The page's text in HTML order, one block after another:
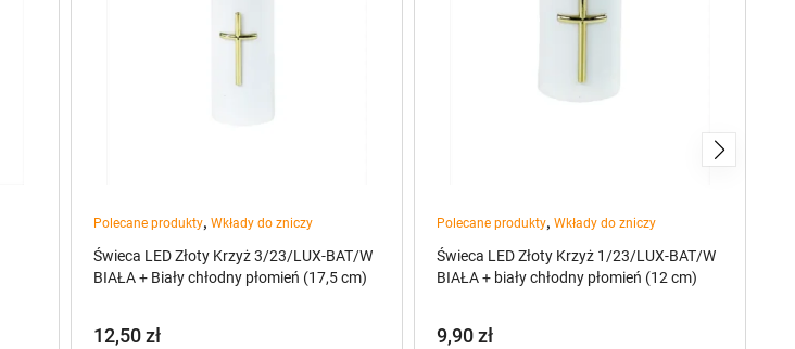
Polecane produkty, Wkłady do zniczy
Świeca LED Złoty Krzyż 3/23/LUX-BAT/W
BIAŁA + Biały chłodny płomień (17,5 cm)
12,50zł
Polecane produkty, Wkłady do zniczy
Świeca LED Złoty Krzyż 1/23/LUX-BAT/W
BIAŁA + biały chłodny płomień (12 cm)
9,90zł